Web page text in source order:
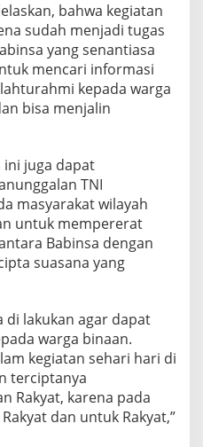
bahwa kegiatan
sudah menjadi tugas
yang senantiasa
mencari informasi
kepada warga
bisa menjalin
ini juga dapat
TNI
masyarakat wilayah
untuk mempererat
Babinsa dengan
suasana yang
di lakukan agar dapat
warga binaan.
kegiatan sehari hari di
terciptanya
Rakyat, karena pada
dan untuk Rakyat,”